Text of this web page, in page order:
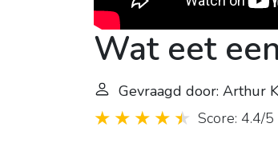
Wat eet
Gevraagd door: Arthur
Score: 4.4/5